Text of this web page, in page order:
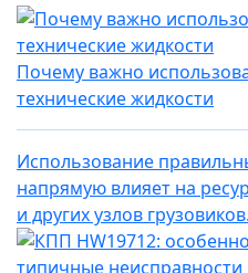
Почему важно
технические жидкости
Использование
напрямую влияет на
и других узлов